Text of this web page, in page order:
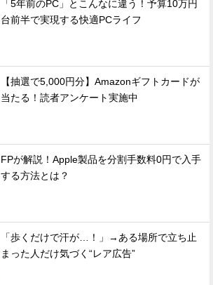
「5年前のPC」とこんなに違う！予算10万円
台前半で実現する快適PCライフ
【抽選で5,000円分】Amazonギフトカードが
当たる！読者アンケート実施中
FPが解説！Apple製品を分割手数料0円で入手
する方法とは？
「歩くだけで汗が…！」→ある場所で立ち止
まった人だけ気づく“レア広告”